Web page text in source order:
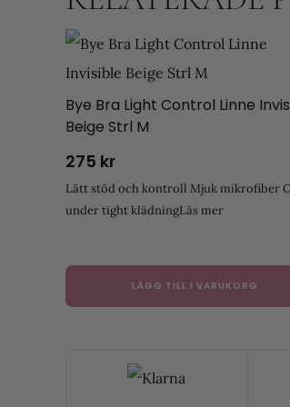
Bye Bra Light Control Linne
Beige Strl M
275 kr
Lätt stöd och kontroll Mjuk mikrofiber
under tight klädningLäs mer
LÄGG TILL I VARUKORG